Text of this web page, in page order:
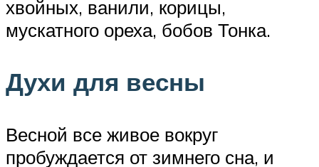
хвойных, ванили, корицы,
мускатного ореха, бобов Тонка.
Духи для весны
Весной все живое вокруг
пробуждается от зимнего сна, и